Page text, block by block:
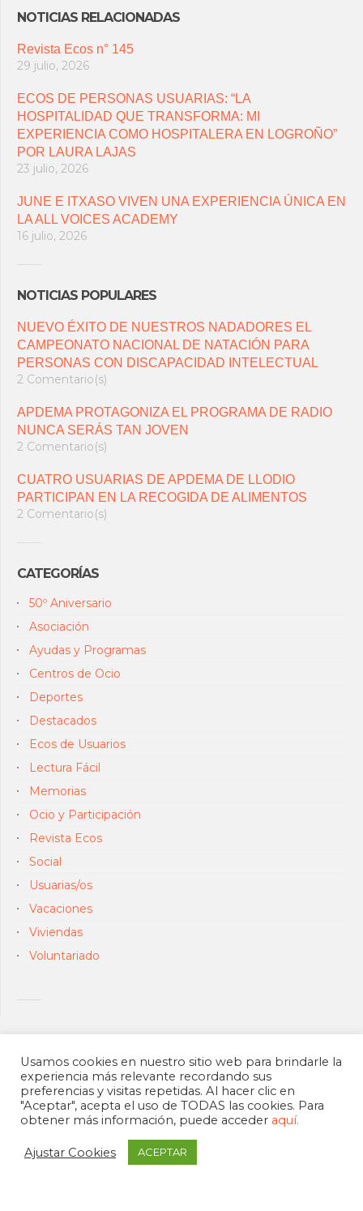
NOTICIAS RELACIONADAS
Revista Ecos n° 145
29 julio, 2026
ECOS DE PERSONAS USUARIAS: “LA
HOSPITALIDAD QUE TRANSFORMA: MI
EXPERIENCIA COMO HOSPITALERA EN LOGROÑO”
POR LAURA LAJAS
23 julio, 2026
JUNE E ITXASO VIVEN UNA EXPERIENCIA ÚNICA EN
LA ALL VOICES ACADEMY
16 julio, 2026
NOTICIAS POPULARES
NUEVO ÉXITO DE NUESTROS NADADORES EL
CAMPEONATO NACIONAL DE NATACIÓN PARA
PERSONAS CON DISCAPACIDAD INTELECTUAL
2 Comentario(s)
APDEMA PROTAGONIZA EL PROGRAMA DE RADIO
NUNCA SERÁS TAN JOVEN
2 Comentario(s)
CUATRO USUARIAS DE APDEMA DE LLODIO
PARTICIPAN EN LA RECOGIDA DE ALIMENTOS
2 Comentario(s)
CATEGORÍAS
50º Aniversario
Asociación
Ayudas y Programas
Centros de Ocio
Deportes
Destacados
Ecos de Usuarios
Lectura Fácil
Memorias
Ocio y Participación
Revista Ecos
Social
Usuarias/os
Vacaciones
Viviendas
Voluntariado
Usamos cookies en nuestro sitio web para brindarle la
experiencia más relevante recordando sus
preferencias y visitas repetidas. Al hacer clic en
"Aceptar", acepta el uso de TODAS las cookies. Para
obtener más información, puede acceder aquí.
Ajustar Cookies ACEPTAR